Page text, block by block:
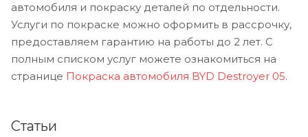
автомобиля и покраску деталей по отдельности.
Услуги по покраске можно оформить в рассрочку,
предоставляем гарантию на работы до 2 лет. С
полным списком услуг можете ознакомиться на
странице Покраска автомобиля BYD Destroyer 05.
Статьи